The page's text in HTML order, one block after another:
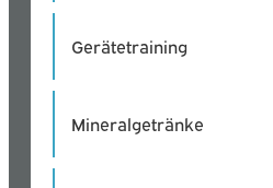
Gerätetraining
Mineralgetränke